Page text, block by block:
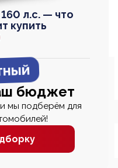
л.с. — что
купить
бюджет
мы подберём для